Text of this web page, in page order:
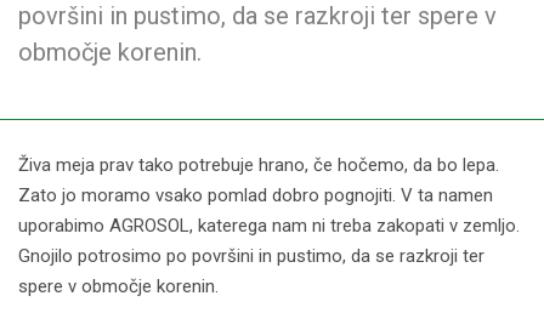
površini in pustimo, da se razkroji ter spere v
območje korenin.
Živa meja prav tako potrebuje hrano, če hočemo, da bo lepa.
Zato jo moramo vsako pomlad dobro pognojiti. V ta namen
uporabimo AGROSOL, katerega nam ni treba zakopati v zemljo.
Gnojilo potrosimo po površini in pustimo, da se razkroji ter
spere v območje korenin.